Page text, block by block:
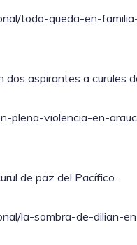
todo-queda-en-
dos aspirantes a curules
plena-violencia-en-
de paz del Pacífico.
la-sombra-de-dilian-